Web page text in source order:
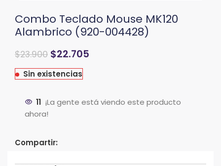
Combo Teclado Mouse MK120
Alambrico (920-004428)
$23.900 $22.705
Sin existencias
11 ¡La gente está viendo este producto
ahora!
Compartir: